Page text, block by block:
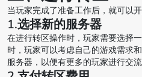
当玩家完成了准备工作后，就可以
1.选择新的服务器
在进行转区操作时，玩家需要选择
时，玩家可以考虑自己的游戏需求
服务器，以便有更多的玩家进行交流